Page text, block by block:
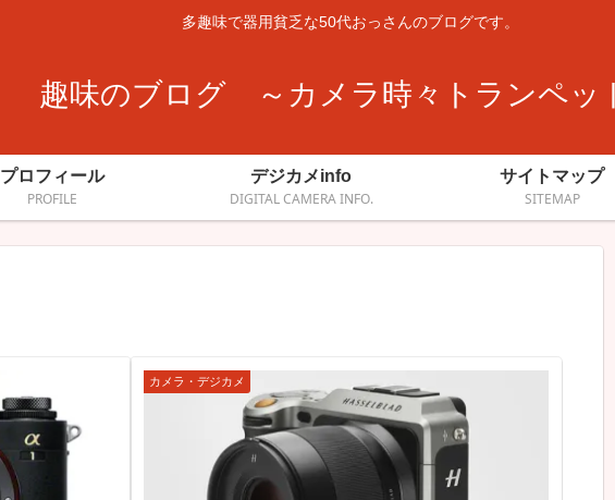
多趣味で器用貧乏な50代おっさんのブログです。
趣味のブログ ～カメラ時々トランペッ
プロフィール
PROFILE
デジカメinfo
DIGITAL CAMERA INFO.
サイトマップ
SITEMAP
カメラ・デジカメ